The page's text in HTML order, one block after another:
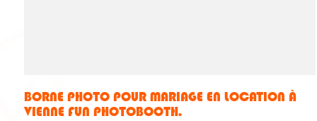
BORNE PHOTO POUR MARIAGE EN LOCATION À
VIENNE FUN PHOTOBOOTH.